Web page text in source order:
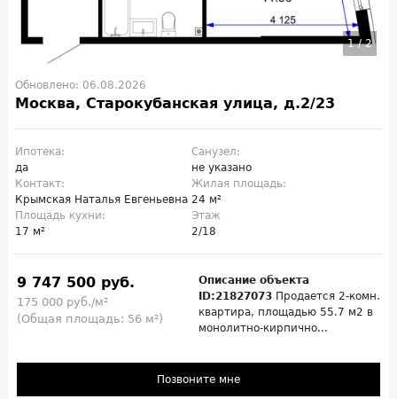
1/2
Обновлено: 06.08.2026
Москва, Старокубанская улица, д.2/23
Ипотека:
да
Санузел:
не указано
Контакт:
Крымская Наталья Евгеньевна
Жилая площадь:
24 м²
Площадь кухни:
17 м²
Этаж
2/18
9 747 500 руб.
175 000 руб./м²
(Общая площадь: 56 м²)
Описание объекта
ID:21827073 Продается 2-комн.
квартира, площадью 55.7 м2 в
монолитно-кирпично...
Позвоните мне